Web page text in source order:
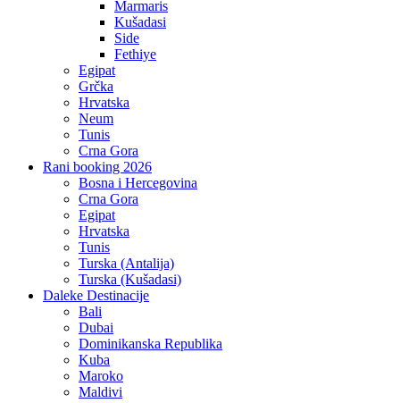
Marmaris
Kušadasi
Side
Fethiye
Egipat
Grčka
Hrvatska
Neum
Tunis
Crna Gora
Rani booking 2026
Bosna i Hercegovina
Crna Gora
Egipat
Hrvatska
Tunis
Turska (Antalija)
Turska (Kušadasi)
Daleke Destinacije
Bali
Dubai
Dominikanska Republika
Kuba
Maroko
Maldivi